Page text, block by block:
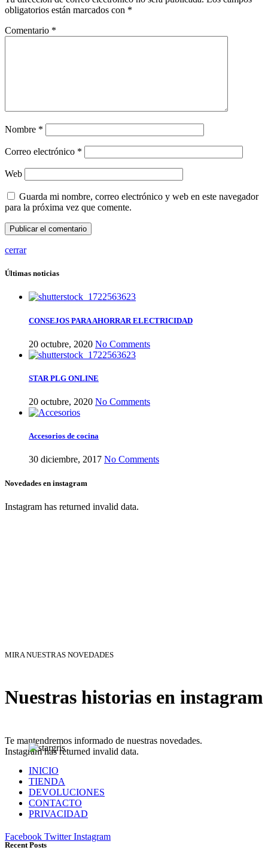
obligatorios están marcados con *
Comentario *
Nombre *
Correo electrónico *
Web
Guarda mi nombre, correo electrónico y web en este navegador
para la próxima vez que comente.
cerrar
Últimas noticias
CONSEJOS PARA AHORRAR ELECTRICIDAD
20 octubre, 2020 No Comments
STAR PLG ONLINE
20 octubre, 2020 No Comments
Accesorios de cocina
30 diciembre, 2017 No Comments
Novedades en instagram
Instagram has returned invalid data.
MIRA NUESTRAS NOVEDADES
Nuestras historias en instagram
Te mantendremos informado de nuestras novedades.
Instagram has returned invalid data.
INICIO
TIENDA
DEVOLUCIONES
CONTACTO
PRIVACIDAD
Facebook Twitter Instagram
Recent Posts